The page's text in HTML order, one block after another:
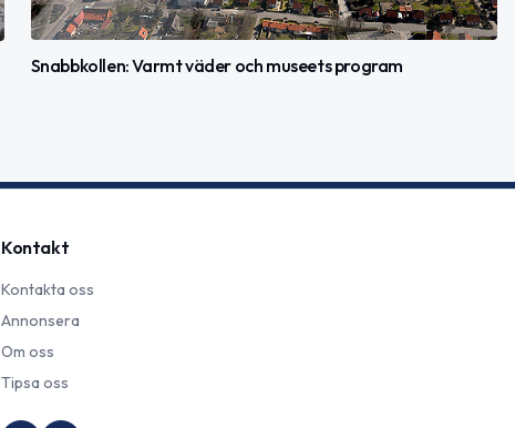
Snabbkollen: Varmt väder och museets program
Kontakt
Kontakta oss
Annonsera
Om oss
Tipsa oss